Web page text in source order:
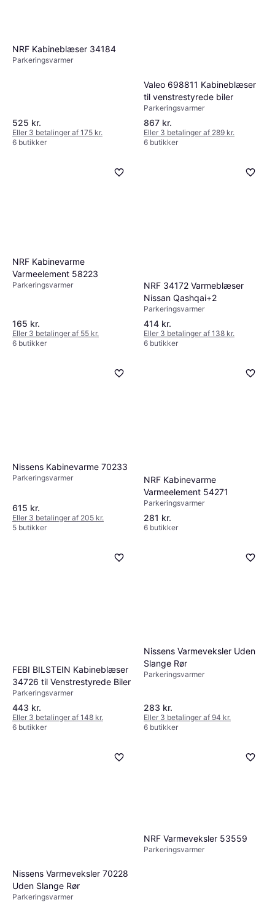
NRF Kabineblæser 34184
Parkeringsvarmer
525 kr.
Eller 3 betalinger af 175 kr.
6 butikker
Valeo 698811 Kabineblæser
til venstrestyrede biler
Parkeringsvarmer
867 kr.
Eller 3 betalinger af 289 kr.
6 butikker
NRF Kabinevarme
Varmeelement 58223
Parkeringsvarmer
165 kr.
Eller 3 betalinger af 55 kr.
6 butikker
NRF 34172 Varmeblæser
Nissan Qashqai+2
Parkeringsvarmer
414 kr.
Eller 3 betalinger af 138 kr.
6 butikker
Nissens Kabinevarme 70233
Parkeringsvarmer
615 kr.
Eller 3 betalinger af 205 kr.
5 butikker
NRF Kabinevarme
Varmeelement 54271
Parkeringsvarmer
281 kr.
6 butikker
FEBI BILSTEIN Kabineblæser
34726 til Venstrestyrede Biler
Parkeringsvarmer
443 kr.
Eller 3 betalinger af 148 kr.
6 butikker
Nissens Varmeveksler Uden
Slange Rør
Parkeringsvarmer
283 kr.
Eller 3 betalinger af 94 kr.
6 butikker
Nissens Varmeveksler 70228
Uden Slange Rør
Parkeringsvarmer
NRF Varmeveksler 53559
Parkeringsvarmer